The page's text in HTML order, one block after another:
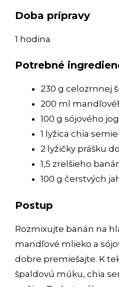
Doba prípravy
1 hodina
Potrebné
230 g celozrnnej
200 ml
100 g sójového
1 lyžica chia
2 lyžičky prášku
1,5 zrelšieho
100 g čerstvých
Postup
Rozmixujte banán na
mandľové mlieko a
dobre premiešajte. K
špaldovú múku, chia